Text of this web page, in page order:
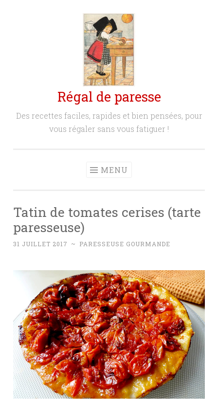
Régal de paresse
Des recettes faciles, rapides et bien pensées, pour
vous régaler sans vous fatiguer !
MENU
Tatin de tomates cerises (tarte
paresseuse)
31 JUILLET 2017 ~ PARESSEUSE GOURMANDE